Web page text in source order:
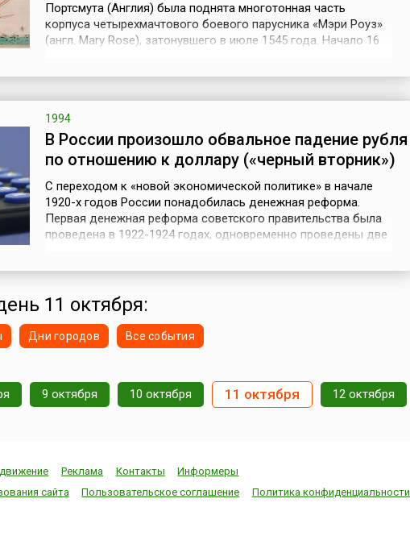
Портсмута (Англия) была поднята многотонная часть
корпуса четырехмачтового боевого парусника «Мэри Роуз»
(англ. Mary Rose), затонувшего в июле 1545 года. Начало 16
каракк. В 1511 году в Портсмуте ...
1994
В России произошло обвальное падение рубля
по отношению к доллару («черный вторник»)
С переходом к «новой экономической политике» в начале
1920-х годов России понадобилась денежная реформа.
Первая денежная реформа советского правительства была
проведена в 1922-1924 годах, одновременно проведены две
вызвана избыточной денежной массо...
11 октября:
Дни городов Все события
9 октября 10 октября 11 октября 12 октября
Реклама Контакты
Информеры
сайта
Пользовательское соглашение Политика конфиденциальности